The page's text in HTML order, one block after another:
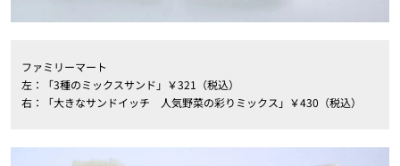
ファミリーマート
左：「3種のミックスサンド」￥321（税込）
右：「大きなサンドイッチ 人気野菜の彩りミックス」￥430（税込）